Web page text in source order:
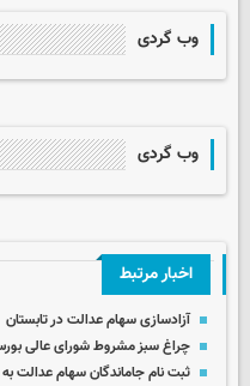
وب گردی
وب گردی
اخبار مرتبط
آزادسازی سهام عدالت در تابستان
چراغ سبز مشروط شورای عالی
ثبت نام جاماندگان سهام عدالت